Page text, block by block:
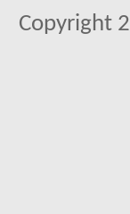
Copyright